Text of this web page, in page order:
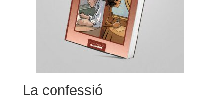
La confessió